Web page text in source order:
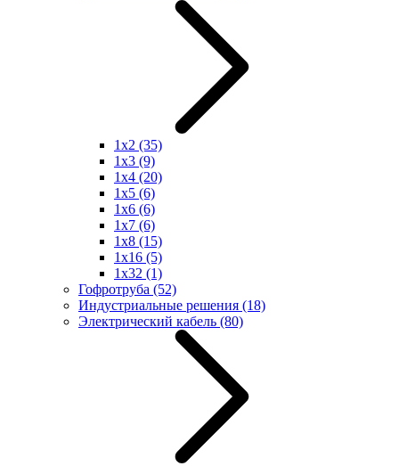
1x2 (35)
1x3 (9)
1x4 (20)
1x5 (6)
1x6 (6)
1x7 (6)
1x8 (15)
1x16 (5)
1x32 (1)
Гофротруба (52)
Индустриальные решения (18)
Электрический кабель (80)